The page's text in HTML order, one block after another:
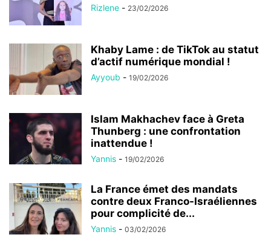
Rizlene - 23/02/2026
Khaby Lame : de TikTok au statut
d’actif numérique mondial !
Ayyoub - 19/02/2026
Islam Makhachev face à Greta
Thunberg : une confrontation
inattendue !
Yannis - 19/02/2026
La France émet des mandats
contre deux Franco-Israéliennes
pour complicité de...
Yannis - 03/02/2026